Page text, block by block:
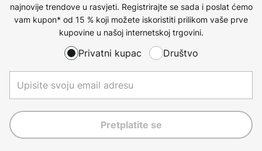
najnovije trendove u rasvjeti. Registrirajte se sada i poslat ćemo
vam kupon* od 15 % koji možete iskoristiti prilikom vaše prve
kupovine u našoj internetskoj trgovini.
Privatni kupac Društvo
Pretplatite se